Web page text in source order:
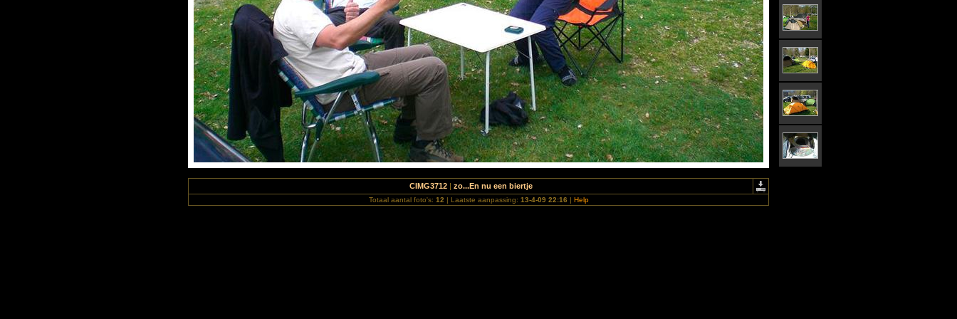
CIMG3712| zo...En nu een biertje
Totaal aantal foto's: 12 | Laatste aanpassing: 13-4-09 22:16 | Help